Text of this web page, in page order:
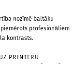
nozīmē baltāku
piemērots profesionāliem
kontrasts.
PRINTERU